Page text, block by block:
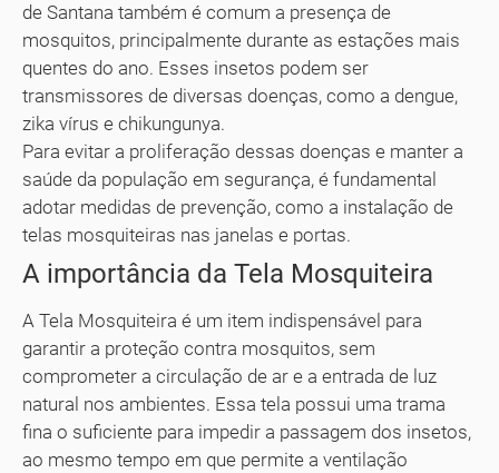
de Santana também é comum a presença de
mosquitos, principalmente durante as estações mais
quentes do ano. Esses insetos podem ser
transmissores de diversas doenças, como a dengue,
zika vírus e chikungunya.
Para evitar a proliferação dessas doenças e manter a
saúde da população em segurança, é fundamental
adotar medidas de prevenção, como a instalação de
telas mosquiteiras nas janelas e portas.
A importância da Tela Mosquiteira
A Tela Mosquiteira é um item indispensável para
garantir a proteção contra mosquitos, sem
comprometer a circulação de ar e a entrada de luz
natural nos ambientes. Essa tela possui uma trama
fina o suficiente para impedir a passagem dos insetos,
ao mesmo tempo em que permite a ventilação